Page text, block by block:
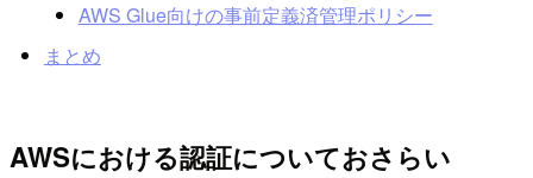
AWS Glue向けの事前定義済管理ポリシー
まとめ
AWSにおける認証についておさらい